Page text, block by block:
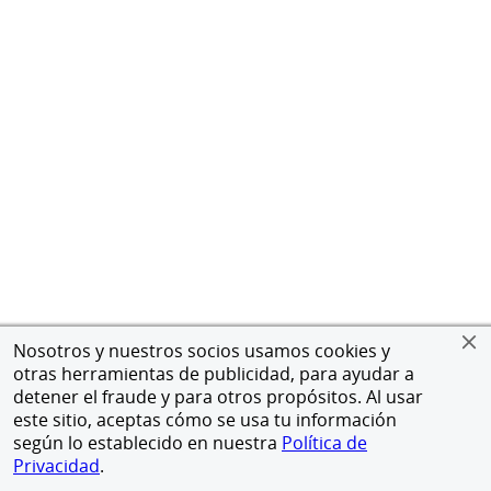
Nosotros y nuestros socios usamos cookies y
otras herramientas de publicidad, para ayudar a
detener el fraude y para otros propósitos. Al usar
este sitio, aceptas cómo se usa tu información
según lo establecido en nuestra Política de
Privacidad.